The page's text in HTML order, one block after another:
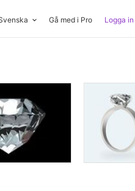
Gå med i Pro Logga in